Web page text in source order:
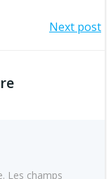
Next post
Les champs